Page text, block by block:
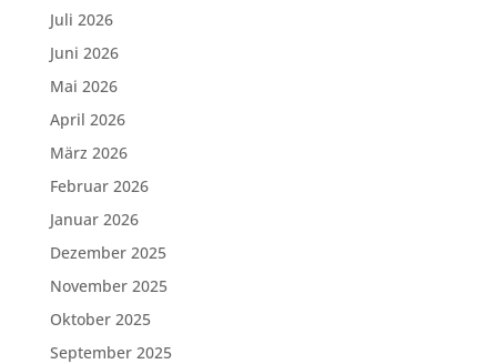
Juli 2026
Juni 2026
Mai 2026
April 2026
März 2026
Februar 2026
Januar 2026
Dezember 2025
November 2025
Oktober 2025
September 2025